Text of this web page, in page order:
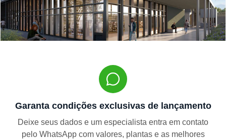
Garanta condições exclusivas de lançamento
Deixe seus dados e um especialista entra em contato
pelo WhatsApp com valores, plantas e as melhores